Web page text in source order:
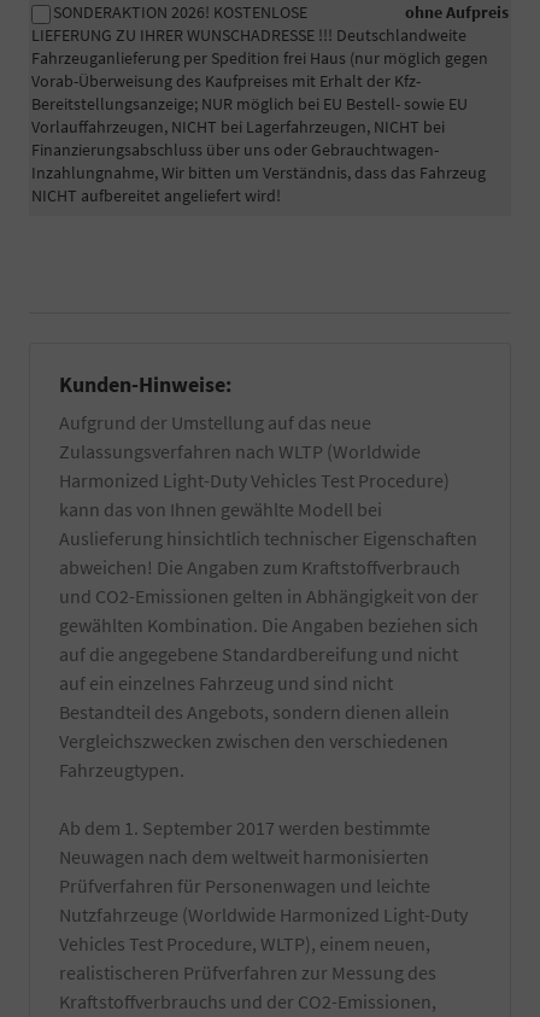
beglaubigte
Bestätigung
der
Fahrgestellnummer
Ihres
PKW
für
am
besten
bei
Ihrer
örtlichen
Zulassungsbehörde.
Die
Bestätigung
wird
durch
einen
TÜV-
Angestellten
durchgeführt.
Premium:
Das
Fahrzeug
wird
professionell
in
unserem
eigenen
und
Kleberückstände
entfernt.
einer
Innenreinigung
und
Entfernung
von
z.T.
schwer
entfernbaren
produktionsseitigen
Rückständen.
Es
hochwertige
Reiniger
verwendet
und
natürlich
nur
von
Hand
gewaschen.
ohne Aufpreis
SONDERAKTION 2026! KOSTENLOSE
LIEFERUNG ZU IHRER WUNSCHADRESSE !!! Deutschlandweite
Fahrzeuganlieferung per Spedition frei Haus (nur möglich gegen
Vorab-Überweisung des Kaufpreises mit Erhalt der Kfz-
Bereitstellungsanzeige; NUR möglich bei EU Bestell- sowie EU
Vorlauffahrzeugen, NICHT bei Lagerfahrzeugen, NICHT bei
Finanzierungsabschluss über uns oder Gebrauchtwagen-
Inzahlungnahme, Wir bitten um Verständnis, dass das Fahrzeug
NICHT aufbereitet angeliefert wird!
Kunden-Hinweise:
Aufgrund der Umstellung auf das neue
Zulassungsverfahren nach WLTP (Worldwide
Harmonized Light-Duty Vehicles Test Procedure)
kann das von Ihnen gewählte Modell bei
Auslieferung hinsichtlich technischer Eigenschaften
abweichen! Die Angaben zum Kraftstoffverbrauch
und CO2-Emissionen gelten in Abhängigkeit von der
gewählten Kombination. Die Angaben beziehen sich
auf die angegebene Standardbereifung und nicht
auf ein einzelnes Fahrzeug und sind nicht
Bestandteil des Angebots, sondern dienen allein
Vergleichszwecken zwischen den verschiedenen
Fahrzeugtypen.
Ab dem 1. September 2017 werden bestimmte
Neuwagen nach dem weltweit harmonisierten
Prüfverfahren für Personenwagen und leichte
Nutzfahrzeuge (Worldwide Harmonized Light-Duty
Vehicles Test Procedure, WLTP), einem neuen,
realistischeren Prüfverfahren zur Messung des
Kraftstoffverbrauchs und der CO2-Emissionen,